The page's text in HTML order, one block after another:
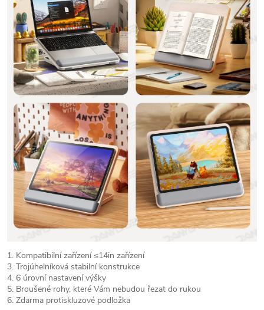
1. Kompatibilní zařízení ≤14in zařízení
3. Trojúhelníková stabilní konstrukce
4. 6 úrovní nastavení výšky
5. Broušené rohy, které Vám nebudou řezat do rukou
6. Zdarma protiskluzové podložka